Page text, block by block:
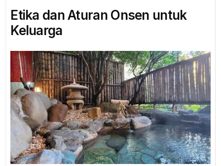
Etika dan Aturan Onsen untuk
Keluarga